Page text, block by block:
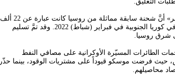
وأظهرت بيانات تتبع السفن من شركة «كيبلر» أنَّ شحنة سابقة مماثلة من روسيا كانت عبارة عن 22 ألف
برميل من وقود الطائرات من مدينة يوسو في كوريا الجنوبية في فبراير (شباط) 2022. وقد تمَّ تسليم
شرق روسيا.
الطائرات المسيّرة الأوكرانية على مصافي النفط
حيث فرضت موسكو قيوداً على مشتريات الوقود، بينما حذّر
محاصيلهم.